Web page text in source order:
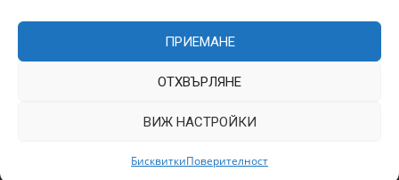
ПРИЕМАНЕ
ОТХВЪРЛЯНЕ
ВИЖ НАСТРОЙКИ
БисквиткиПоверителност
TrakiaWorld.com само с позоваване на източника.